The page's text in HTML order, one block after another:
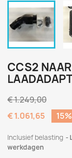
CCS2
€ 1.249,00
€ 1.061,65
Inclusief belasting
werkdagen